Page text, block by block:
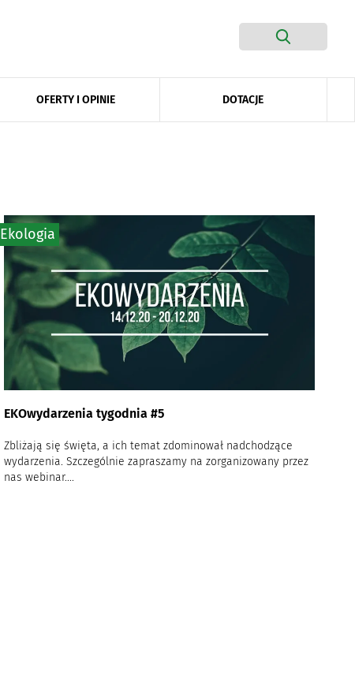
OFERTY I OPINIE DOTACJE
EKOwydarzenia tygodnia #5
Zbliżają się święta, a ich temat zdominował nadchodzące
wydarzenia. Szczególnie zapraszamy na zorganizowany przez
nas webinar....
Ekologia